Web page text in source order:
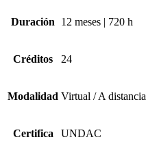
Duración 12 meses | 720 h
Créditos 24
Modalidad Virtual / A distancia
Certifica UNDAC